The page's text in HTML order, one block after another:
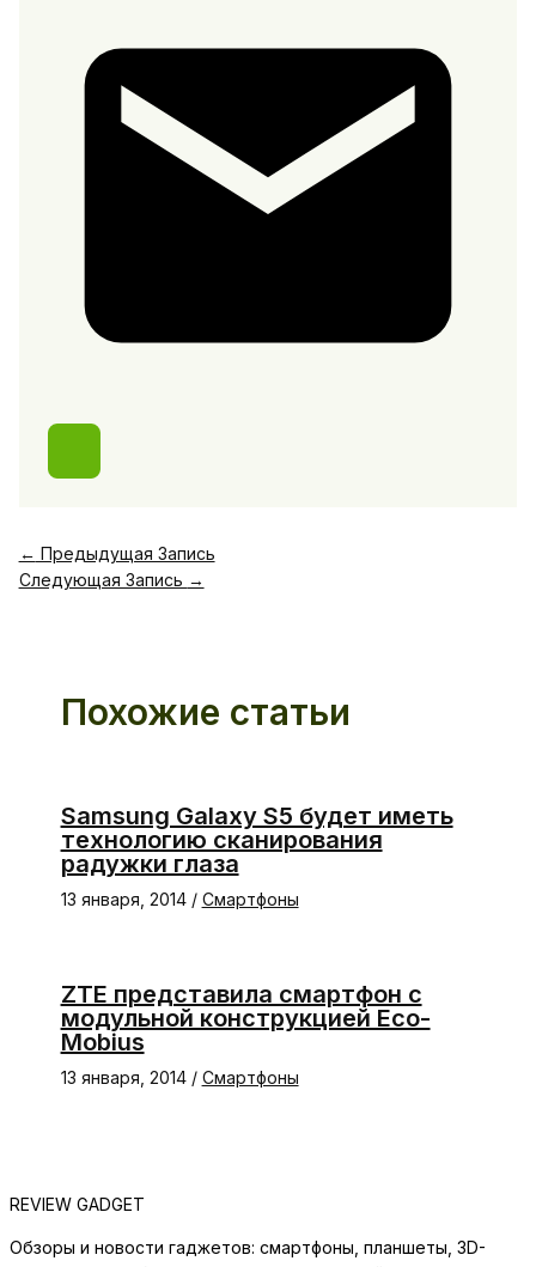
← Предыдущая Запись
Следующая Запись →
Похожие статьи
Samsung Galaxy S5 будет иметь
технологию сканирования
радужки глаза
13 января, 2014 / Смартфоны
ZTE представила смартфон с
модульной конструкцией Eco-
Mobius
13 января, 2014 / Смартфоны
REVIEW GADGET
Обзоры и новости гаджетов: смартфоны, планшеты, 3D-